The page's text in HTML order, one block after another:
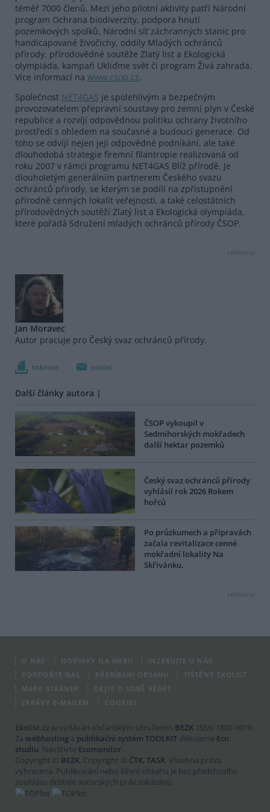
téměř 7000 členů. Mezi jeho pilotní aktivity patří Národní
program Ochrana biodiverzity, podpora hnutí
pozemkových spolků, Národní síť záchranných stanic pro
handicapované živočichy, oddíly Mladých ochránců
přírody, přírodovědné soutěže Zlatý list a Ekologická
olympiáda, kampaň Ukliďme svět či program Živá zahrada.
Více informací na www.csop.cz.
Společnost NET4GAS je spolehlivým a bezpečným
provozovatelem přepravní soustavy pro zemní plyn v České
republice a rozvíjí odpovědnou politiku ochrany životního
prostředí s ohledem na současné a budoucí generace. Od
toho se odvíjí nejen její odpovědné podnikání, ale také
dlouhodobá strategie firemní filantropie realizovaná od
roku 2007 v rámci programu NET4GAS Blíž přírodě. Je
dlouholetým generálním partnerem Českého svazu
ochránců přírody, se kterým se podílí na zpřístupnění
přírodně cenných lokalit veřejnosti, a také celostátních
přírodovědných soutěží Zlatý list a Ekologická olympiáda,
které pořádá Sdružení mladých ochránců přírody ČSOP.
reklama
Jan Moravec
Autor pracuje pro Český svaz ochránců přírody.
tisknout poslat
Další články autora |
ČSOP vykoupil v
Sedmihorských mokřadech
další hektar pozemků
Český svaz ochránců přírody
vyhlásil rok 2026 Rokem
hořců
Po průzkumech a přípravách
začala revitalizace cenné
mokřadní lokality Na
Skřivánku.
reklama
O NÁS NOVINKY NA WEBU
INZERUJTE U NÁS
PODPOŘTE NÁS
PŘEBÍRÁNÍ OBSAHU
TIŠTĚNÝ EKOLIST
MAPA STRÁNEK
DEJTE O SOBĚ VĚDĚT
ZPRÁVY E-MAILEM
COOKIES
Ekolist.cz je vydáván občanským sdružením BEZK. ISSN 1802-9019.
Za webhosting a publikační systém TOOLKIT děkujeme Ecn
studiu. Navštivte Ecomonitor.
Copyright © BEZK. Copyright © ČTK, TASR. Všechna práva
vyhrazena. Publikování nebo šíření obsahu je bez předchozího
souhlasu držitele autorských práv zakázáno.